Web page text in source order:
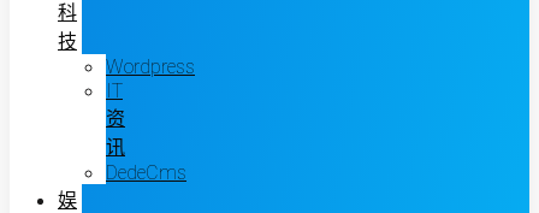
科
技
Wordpress
IT
资
讯
DedeCms
娱